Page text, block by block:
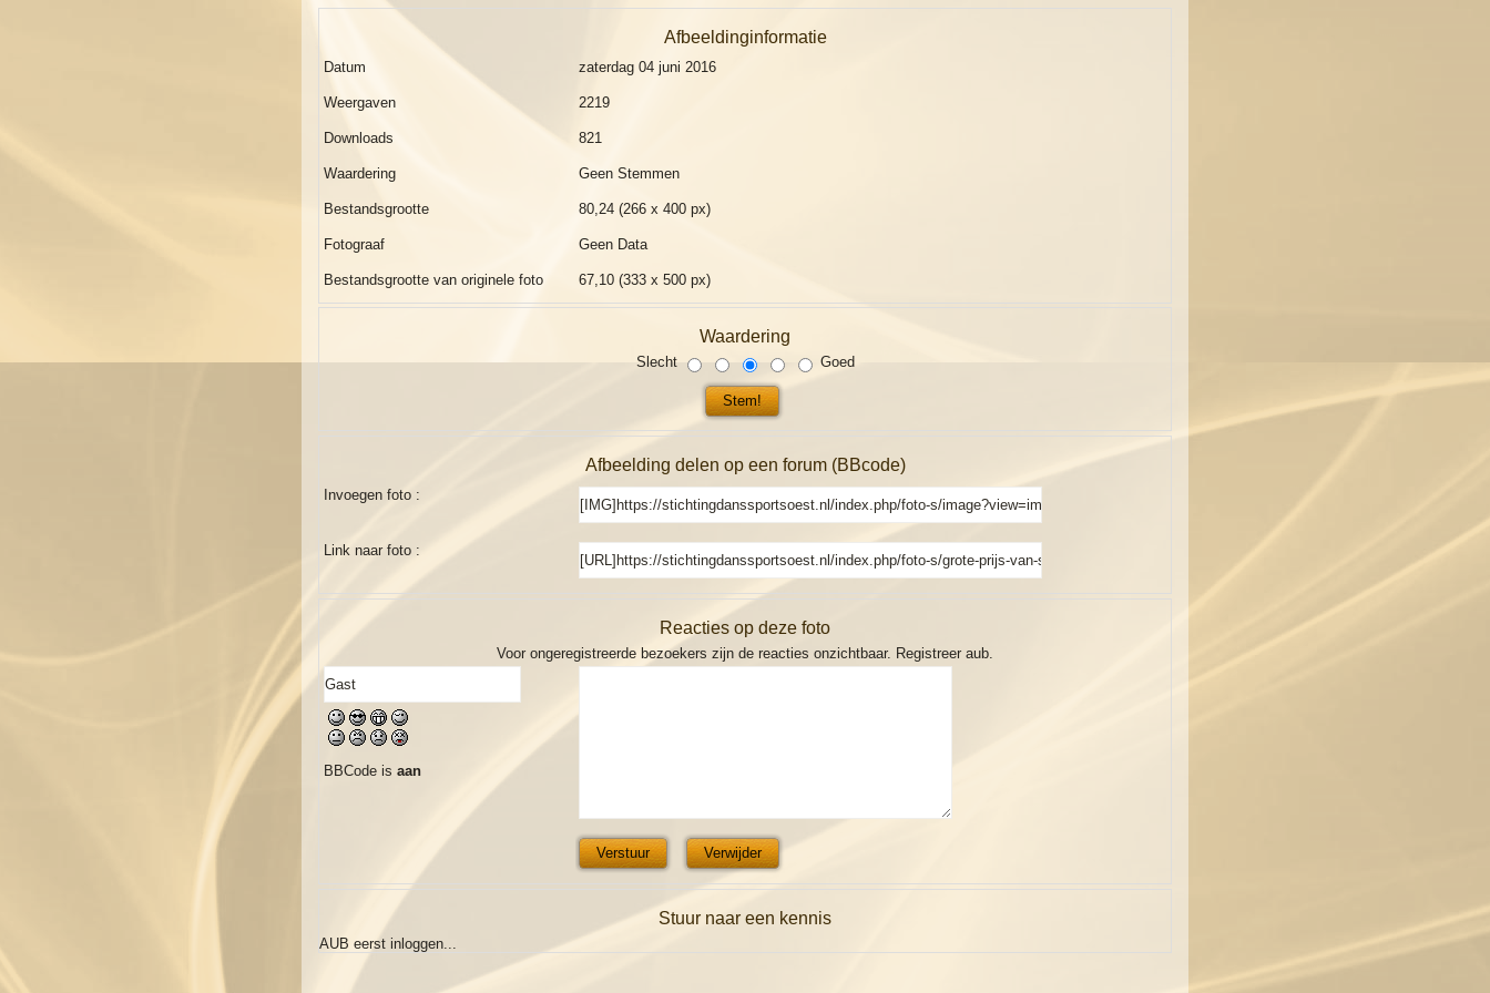
Afbeeldinginformatie
Datum zaterdag 04 juni 2016
Weergaven 2219
Downloads 821
Waardering Geen Stemmen
Bestandsgrootte 80,24 (266 x 400 px)
Fotograaf Geen Data
Bestandsgrootte van originele foto 67,10 (333 x 500 px)
Waardering
Slecht Goed
Afbeelding delen op een forum (BBcode)
Invoegen foto :
Link naar foto :
Reacties op deze foto
Voor ongeregistreerde bezoekers zijn de reacties onzichtbaar. Registreer aub.
BBCode is aan
Stuur naar een kennis
AUB eerst inloggen...